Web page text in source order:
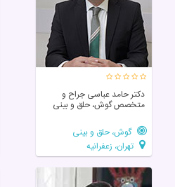
دکتر حامد عباسی جراح و
متخصص گوش، حلق و بینی
گوش، حلق و بینی
تهران، زعفرانیه